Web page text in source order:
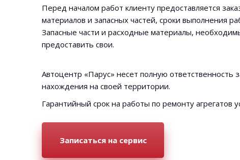
Перед началом работ клиенту предоставляется
материалов и запасных частей, сроки выполнения
Запасные части и расходные материалы,
предоставить свои.
Автоцентр «Парус» несет полную ответственность
нахождения на своей территории.
Гарантийный срок на работы по ремонту агрегатов
Записаться на сервис